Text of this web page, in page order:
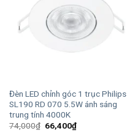
Đèn LED chỉnh góc 1 trục Philips
SL190 RD 070 5.5W ánh sáng
trung tính 4000K
74,000₫ Giá
gốc
66,400₫Giá
hiện